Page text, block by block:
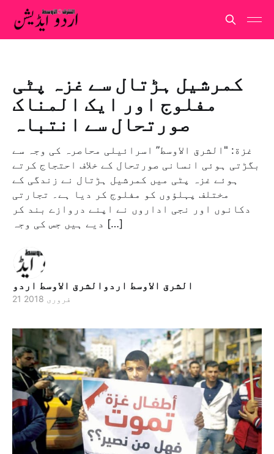
کمرشیل ہڑتال سے غزہ پٹی
مفلوج اور ایک المناک
صورتحال سے انتباہ
غزة: "الشرق الاوسط” اسرائیلی محاصرہ کی وجہ سے
بگڑتی ہوئی انسانی صورتحال کے خلاف احتجاج کرتے
ہوئے غزہ پٹی میں کمرشیل ہڑتال نے زندگی کے
مختلف پہلؤوں کو مفلوج کر دیا ہے۔ تجارتی
دکانوں اور نجی اداروں نے اپنے دروازے بند کر
دیے ہیں جس کی وجہ […]
الشرق الاوسط اردوالشرق الاوسط اردو
21 فروری 2018